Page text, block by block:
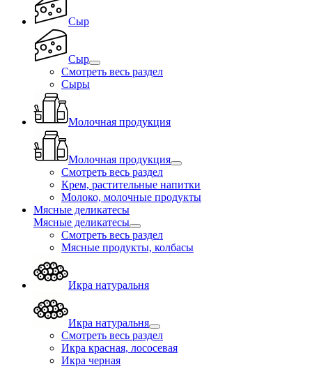
Сыр
Сыр
Смотреть весь раздел
Сыры
Молочная продукция
Молочная продукция
Смотреть весь раздел
Крем, растительные напитки
Молоко, молочные продукты
Мясные деликатесы
Мясные деликатесы
Смотреть весь раздел
Мясные продукты, колбасы
Икра натуральня
Икра натуральня
Смотреть весь раздел
Икра красная, лососевая
Икра черная